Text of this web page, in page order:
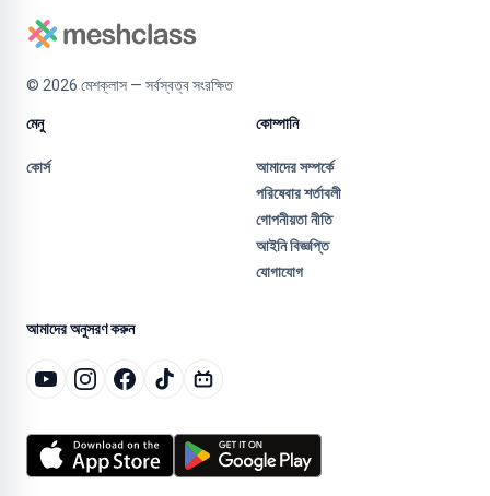
© 2026 মেশক্লাস — সর্বস্বত্ব সংরক্ষিত
মেনু
কোর্স
কোম্পানি
আমাদের সম্পর্কে
পরিষেবার শর্তাবলী
গোপনীয়তা নীতি
আইনি বিজ্ঞপ্তি
যোগাযোগ
আমাদের অনুসরণ করুন